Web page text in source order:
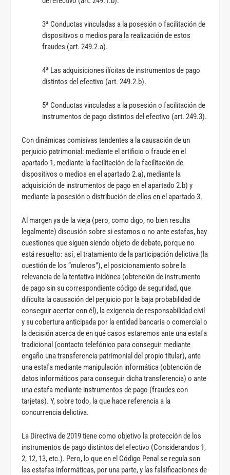
3ª Conductas vinculadas a la posesión o facilitación de
dispositivos o medios para la realización de estos
fraudes (art. 249.2.a).
4ª Las adquisiciones ilícitas de instrumentos de pago
distintos del efectivo (art. 249.2.b).
5ª Conductas vinculadas a la posesión o facilitación de
instrumentos de pago distintos del efectivo (art. 249.3).
Con dinámicas comisivas tendentes a la causación de un
perjuicio patrimonial: mediante el artificio o fraude en el
apartado 1, mediante la facilitación de la facilitación de
dispositivos o medios en el apartado 2.a), mediante la
adquisición de instrumentos de pago en el apartado 2.b) y
mediante la posesión o distribución de ellos en el apartado 3.
Al margen ya de la vieja (pero, como digo, no bien resulta
legalmente) discusión sobre si estamos o no ante estafas, hay
cuestiones que siguen siendo objeto de debate, porque no
está resuelto: así, el tratamiento de la participación delictiva (la
cuestión de los “muleros”), el posicionamiento sobre la
relevancia de la tentativa inidónea (obtención de instrumento
de pago sin su correspondiente código de seguridad, que
dificulta la causación del perjuicio por la baja probabilidad de
conseguir acertar con él), la exigencia de responsabilidad civil
y su cobertura anticipada por la entidad bancaria o comercial o
la decisión acerca de en qué casos estaremos ante una estafa
tradicional (contacto telefónico para conseguir mediante
engaño una transferencia patrimonial del propio titular), ante
una estafa mediante manipulación informática (obtención de
datos informáticos para conseguir dicha transferencia) o ante
una estafa mediante instrumentos de pago (fraudes con
tarjetas). Y, sobre todo, la que hace referencia a la
concurrencia delictiva.
La Directiva de 2019 tiene como objetivo la protección de los
instrumentos de pago distintos del efectivo (Considerandos 1,
2, 12, 13, etc.). Pero, lo que en el Código Penal se regula son
las estafas informáticas, por una parte, y las falsificaciones de